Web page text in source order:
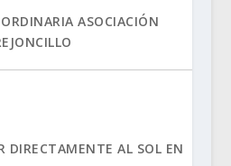
ASOCIACIÓN
DIRECTAMENTE AL SOL EN